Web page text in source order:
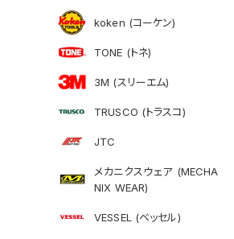
koken (コーケン)
TONE (トネ)
3M (スリーエム)
TRUSCO (トラスコ)
JTC
メカニクスウェア (MECHA
NIX WEAR)
VESSEL (ベッセル)